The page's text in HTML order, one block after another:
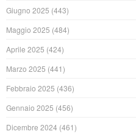
Giugno 2025 (443)
Maggio 2025 (484)
Aprile 2025 (424)
Marzo 2025 (441)
Febbraio 2025 (436)
Gennaio 2025 (456)
Dicembre 2024 (461)